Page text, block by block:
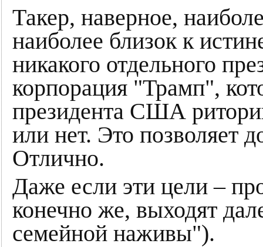
Такер, наверное,
наиболее близок к
никакого отдельного
корпорация "Трамп",
президента США
или нет. Это позволяет
Отлично.
Даже если эти цели –
конечно же, выходят
семейной наживы").